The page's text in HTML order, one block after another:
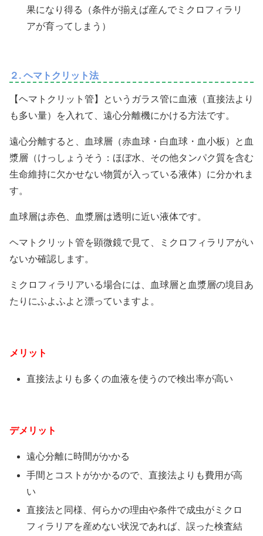
果になり得る（条件が揃えば産んでミクロフィラリ
アが育ってしまう）
２. ヘマトクリット法
【ヘマトクリット管】というガラス管に血液（直接法より
も多い量）を入れて、遠心分離機にかける方法です。
遠心分離すると、血球層（赤血球・白血球・血小板）と血
漿層（けっしょうそう：ほぼ水、その他タンパク質を含む
生命維持に欠かせない物質が入っている液体）に分かれま
す。
血球層は赤色、血漿層は透明に近い液体です。
ヘマトクリット管を顕微鏡で見て、ミクロフィラリアがい
ないか確認します。
ミクロフィラリアいる場合には、血球層と血漿層の境目あ
たりにふよふよと漂っていますよ。
メリット
直接法よりも多くの血液を使うので検出率が高い
デメリット
遠心分離に時間がかかる
手間とコストがかかるので、直接法よりも費用が高
い
直接法と同様、何らかの理由や条件で成虫がミクロ
フィラリアを産めない状況であれば、誤った検査結